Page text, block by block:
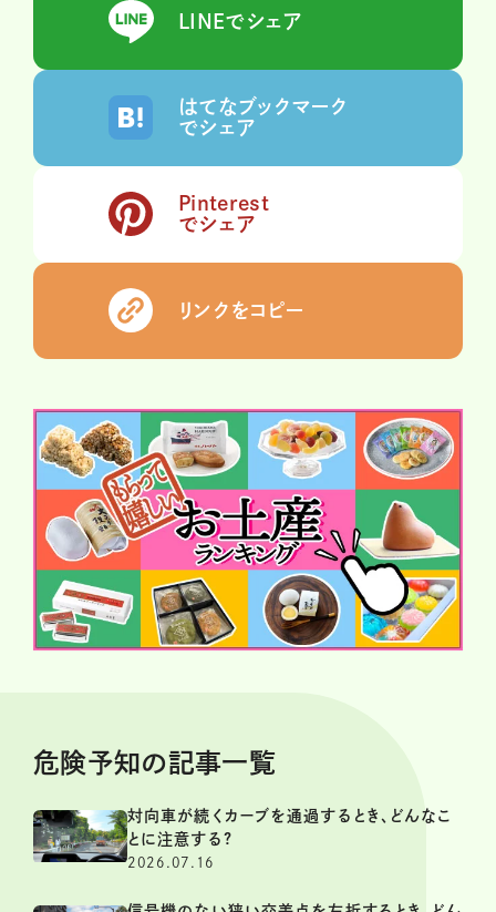
LINEでシェア
はてなブックマーク
でシェア
Pinterest
でシェア
リンクをコピー
危険予知の記事一覧
対向車が続くカーブを通過するとき、どんなこ
とに注意する?
2026.07.16